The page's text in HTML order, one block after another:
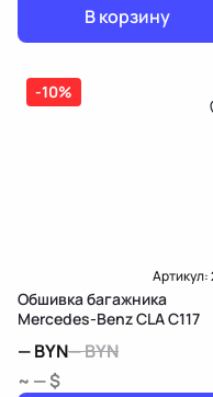
В корзину
-10%
Артикул:
Обшивка багажника
Mercedes-Benz CLA C117
—BYN—BYN
~ — $